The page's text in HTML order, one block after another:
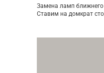
Замена ламп ближнего
Ставим на домкрат